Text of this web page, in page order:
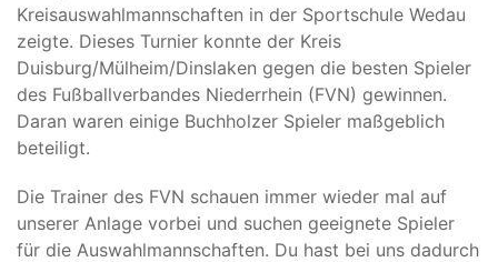
Kreisauswahlmannschaften in der Sportschule Wedau
zeigte. Dieses Turnier konnte der Kreis
Duisburg/Mülheim/Dinslaken gegen die besten Spieler
des Fußballverbandes Niederrhein (FVN) gewinnen.
Daran waren einige Buchholzer Spieler maßgeblich
beteiligt.
Die Trainer des FVN schauen immer wieder mal auf
unserer Anlage vorbei und suchen geeignete Spieler
für die Auswahlmannschaften. Du hast bei uns dadurch